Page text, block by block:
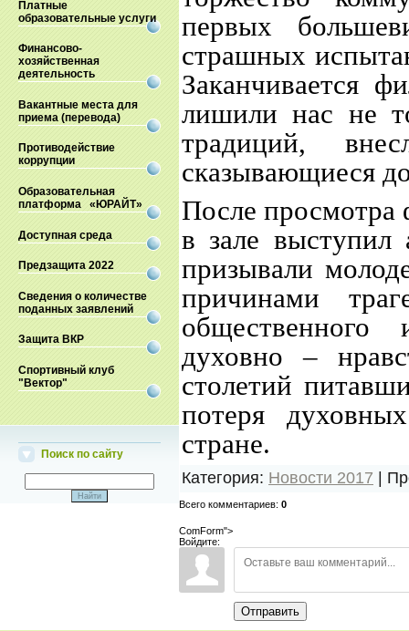
Платные
образовательные услуги
Финансово-
хозяйственная
деятельность
Вакантные места для
приема (перевода)
Противодействие
коррупции
Образовательная
платформа «ЮРАЙТ»
Доступная среда
Предзащита 2022
Сведения о количестве
поданных заявлений
Защита ВКР
Спортивный клуб
"Вектор"
Поиск по сайту
первых
страшных
Заканчивается
лишили нас не
традиций,
сказывающиеся
После
в зале
призывали
причинами
общественного
духовно –
столетий
потеря
стране.
Категория: Новости 2017 |
Всего комментариев: 0
ComForm">
Войдите:
Отправить